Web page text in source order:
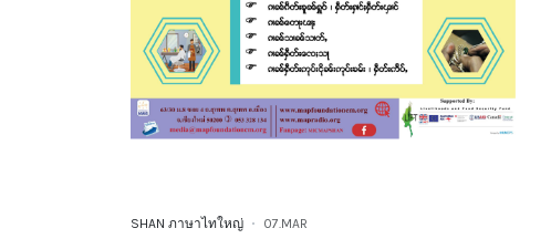
SHAN ภาษาไทใหญ่ 07.MAR